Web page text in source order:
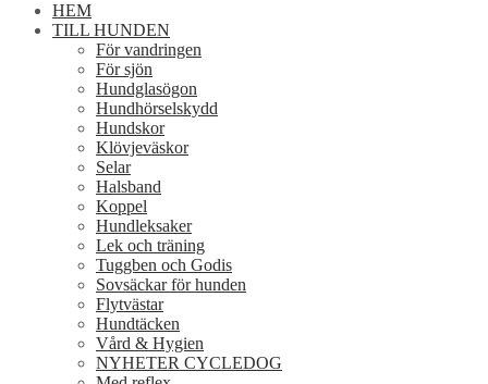
HEM
TILL HUNDEN
För vandringen
För sjön
Hundglasögon
Hundhörselskydd
Hundskor
Klövjeväskor
Selar
Halsband
Koppel
Hundleksaker
Lek och träning
Tuggben och Godis
Sovsäckar för hunden
Flytvästar
Hundtäcken
Vård & Hygien
NYHETER CYCLEDOG